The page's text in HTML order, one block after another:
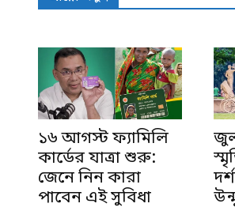
১৬ আগস্ট ফ্যামিলি
কার্ডের যাত্রা শুরু:
জেনে নিন কারা
পাবেন এই সুবিধা